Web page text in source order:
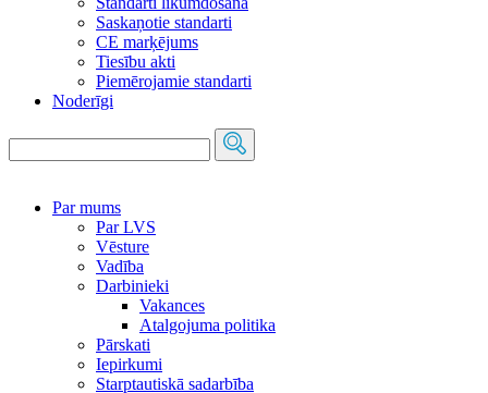
Saskaņotie standarti
CE marķējums
Tiesību akti
Piemērojamie standarti
Noderīgi
Par mums
Par LVS
Vēsture
Vadība
Darbinieki
Vakances
Atalgojuma politika
Pārskati
Iepirkumi
Starptautiskā sadarbība